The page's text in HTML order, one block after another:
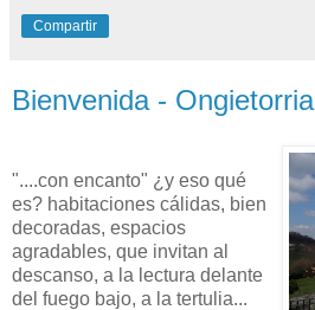
Compartir
Bienvenida - Ongietorria
"....con encanto" ¿y eso qué
es? habitaciones cálidas, bien
decoradas, espacios
agradables, que invitan al
descanso, a la lectura delante
del fuego bajo, a la tertulia...